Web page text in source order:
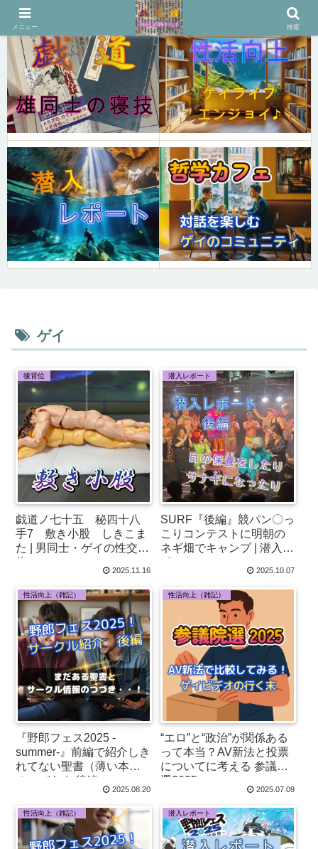
ゲイ
後背位
戯道ノ七十五 秘四十八
手7 敷き小股 しきこま
た | 男同士・ゲイの性交体
位♂
2025.11.16
潜入レポート
SURF『後編』競パン〇っ
こりコンテストに明朝の
ネギ畑でキャンプ | 潜入レ
ポート
2025.10.07
性活向上（雑記）
『野郎フェス2025 -
summer-』前編で紹介しき
れてない聖書（薄い本）
のつづき！ 後編
2025.08.20
性活向上（雑記）
“エロ”と“政治”が関係ある
って本当？AV新法と投票
についてに考える 参議院
選2025
2025.07.09
性活向上（雑記） 潜入レポート
メニュー 検索